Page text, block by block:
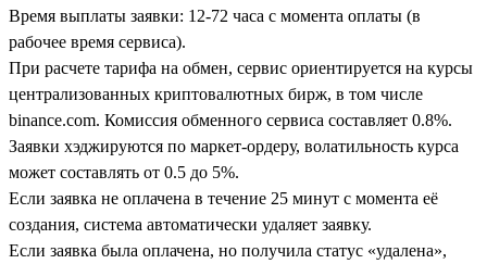
Время выплаты заявки: 12-72 часа с момента оплаты (в
рабочее время сервиса).
При расчете тарифа на обмен, сервис ориентируется на курсы
централизованных криптовалютных бирж, в том числе
binance.com. Комиссия обменного сервиса составляет 0.8%.
Заявки хэджируются по маркет-ордеру, волатильность курса
может составлять от 0.5 до 5%.
Если заявка не оплачена в течение 25 минут с момента её
создания, система автоматически удаляет заявку.
Если заявка была оплачена, но получила статус «удалена»,